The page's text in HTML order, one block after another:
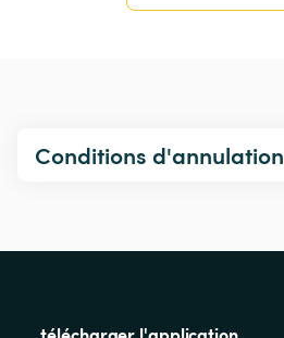
Conditions d'annulation